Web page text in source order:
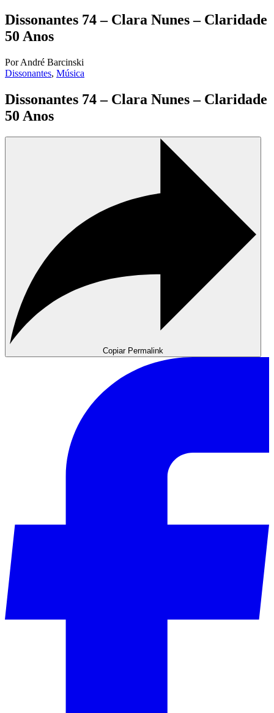
Dissonantes 74 – Clara Nunes – Claridade
50 Anos
Por André Barcinski
Dissonantes, Música
Dissonantes 74 – Clara Nunes – Claridade
50 Anos
Copiar Permalink